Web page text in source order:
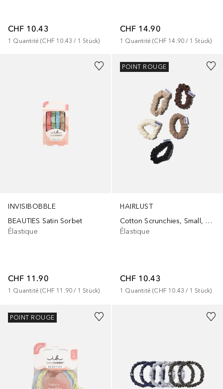
CHF 10.43
1 Quantité (CHF 10.43 / 1 Stück)
CHF 14.90
1 Quantité (CHF 14.90 / 1 Stück)
INVISIBOBBLE
BEAUTIES Satin Sorbet
Élastique
CHF 11.90
1 Quantité (CHF 11.90 / 1 Stück)
HAIRLUST
Cotton Scrunchies, Small, 5-Pack
Élastique
CHF 10.43
1 Quantité (CHF 10.43 / 1 Stück)
POINT ROUGE
POINT ROUGE